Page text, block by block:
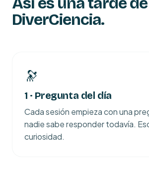
DiverCiencia.
🔭
1 · Pregunta del día
Cada sesión empieza con una
nadie sabe responder todavía.
curiosidad.